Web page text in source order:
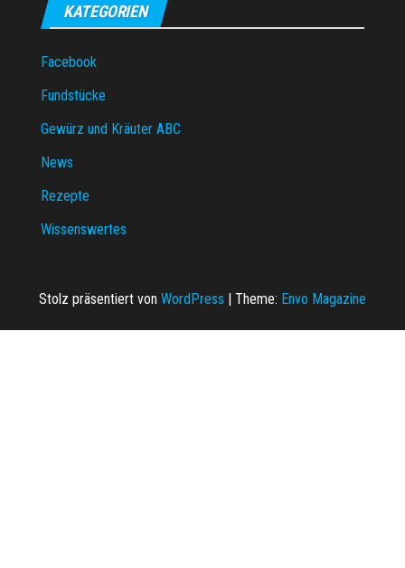
KATEGORIEN
Facebook
Fundstücke
Gewürz und Kräuter ABC
News
Rezepte
Wissenswertes
Stolz präsentiert von WordPress | Theme: Envo Magazine